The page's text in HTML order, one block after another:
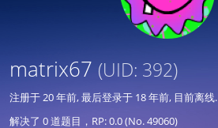
matrix67 (UID: 392)
注册于20 年前, 最后登录于 18 年前, 目前离线.
解决了 0 道题目，RP: 0.0 (No. 49060)